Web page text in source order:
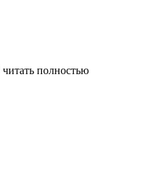
читать полностью